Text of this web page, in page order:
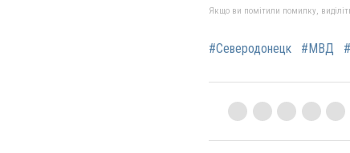
Якщо ви помітили помилку,
#Северодонецк #МВД